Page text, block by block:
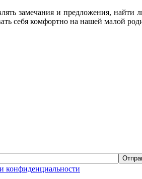
замечания и предложения,
себя комфортно на нашей малой
конфиденциальности